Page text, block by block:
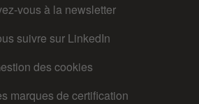
vous à la newsletter
suivre sur LinkedIn
des cookies
marques de certification